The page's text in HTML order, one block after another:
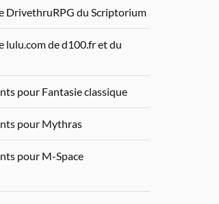
DrivethruRPG du Scriptorium
lulu.com de d100.fr et du
pour Fantasie classique
pour Mythras
pour M-Space